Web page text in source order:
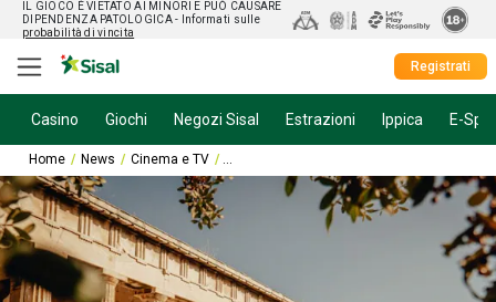
IL GIOCO È VIETATO AI MINORI E PUÒ CAUSARE
DIPENDENZA PATOLOGICA - Informati sulle
probabilità di vincita
Registrati
Casino Giochi Negozi Sisal Estrazioni Ippica E-
Home News Cinema e TV God of War: il cast continua ad ampliarsi